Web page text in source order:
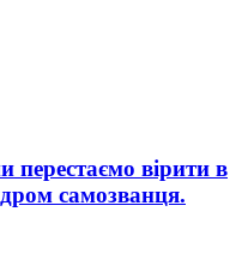
перестаємо вірити в
самозванця.